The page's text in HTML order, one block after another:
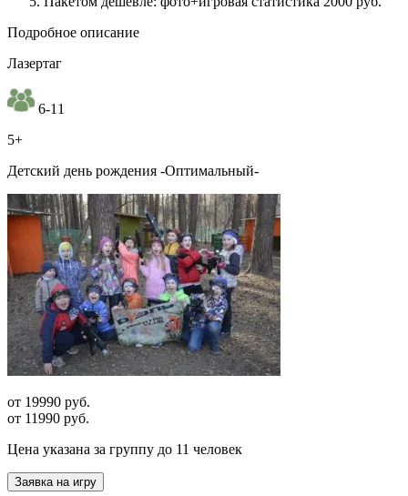
Подробное описание
Лазертаг
6-11
5+
Детский день рождения -Оптимальный-
от 19990 руб.
от 11990 руб.
Цена указана за группу до 11 человек
Заявка на игру